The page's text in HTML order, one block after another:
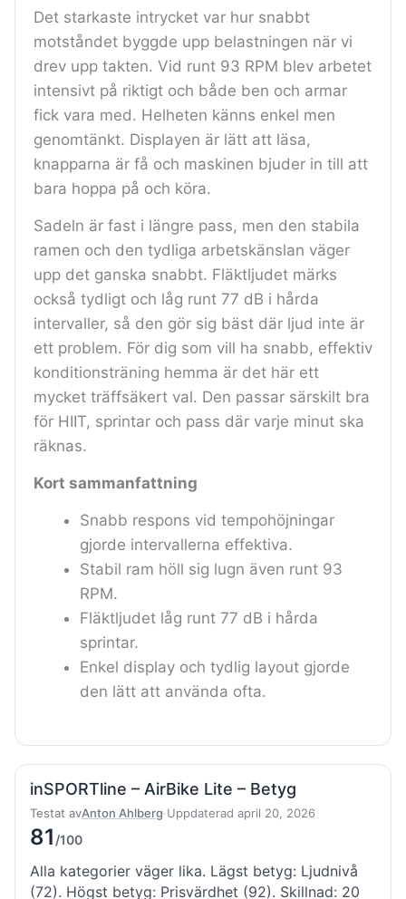
Det starkaste intrycket var hur snabbt
motståndet byggde upp belastningen när vi
drev upp takten. Vid runt 93 RPM blev arbetet
intensivt på riktigt och både ben och armar
fick vara med. Helheten känns enkel men
genomtänkt. Displayen är lätt att läsa,
knapparna är få och maskinen bjuder in till att
bara hoppa på och köra.
Sadeln är fast i längre pass, men den stabila
ramen och den tydliga arbetskänslan väger
upp det ganska snabbt. Fläktljudet märks
också tydligt och låg runt 77 dB i hårda
intervaller, så den gör sig bäst där ljud inte är
ett problem. För dig som vill ha snabb, effektiv
konditionsträning hemma är det här ett
mycket träffsäkert val. Den passar särskilt bra
för HIIT, sprintar och pass där varje minut ska
räknas.
Kort sammanfattning
Snabb respons vid tempohöjningar
gjorde intervallerna effektiva.
Stabil ram höll sig lugn även runt 93
RPM.
Fläktljudet låg runt 77 dB i hårda
sprintar.
Enkel display och tydlig layout gjorde
den lätt att använda ofta.
inSPORTline – AirBike Lite – Betyg
Testat avAnton Ahlberg·Uppdaterad april 20, 2026
81 /100
Alla kategorier väger lika. Lägst betyg: Ljudnivå
(72). Högst betyg: Prisvärdhet (92). Skillnad: 20